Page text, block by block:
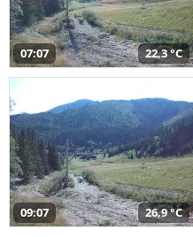
07:07 22,3 °C
09:07 26,9 °C